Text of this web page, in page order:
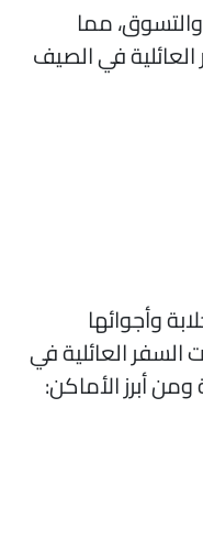
مما
في الصيف
وأجوائها
العائلية في
أبرز الأماكن: